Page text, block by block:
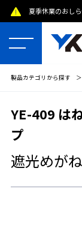
夏季休業のおし
製品カテゴリから探す ＞
YE-409 は
プ
遮光めがね